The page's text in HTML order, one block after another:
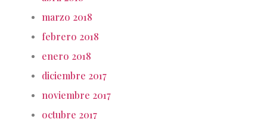
marzo 2018
febrero 2018
enero 2018
diciembre 2017
noviembre 2017
octubre 2017